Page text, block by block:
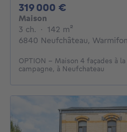
319 000 €
Maison
3 ch. 3 chambres
· 142 m²
6840 Neufchâteau,
OPTION - Maison 4 façades à la
campagne, à Neufchateau